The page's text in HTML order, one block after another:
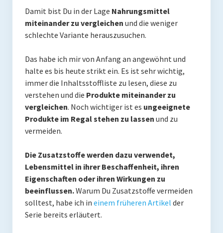
Salate
Snacks
Suppen
Ebooks To Go
Podcasts
Produkttest
Damit bist Du in der Lage Nahrungsmittel
miteinander zu vergleichen und die weniger
schlechte Variante herauszusuchen.
Das habe ich mir von Anfang an angewöhnt und
halte es bis heute strikt ein. Es ist sehr wichtig,
immer die Inhaltsstoffliste zu lesen, diese zu
verstehen und die Produkte miteinander zu
vergleichen. Noch wichtiger ist es ungeeignete
Produkte im Regal stehen zu lassen und zu
vermeiden.
Die Zusatzstoffe werden dazu verwendet,
Lebensmittel in ihrer Beschaffenheit, ihren
Eigenschaften oder ihren Wirkungen zu
beeinflussen.Warum Du Zusatzstoffe vermeiden
solltest, habe ich in einem früheren Artikel der
Serie bereits erläutert.